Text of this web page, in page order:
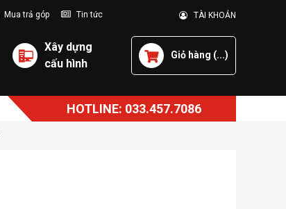
Mua trả góp Tin tức TÀI KHOẢN
Xây dựng
cấu hình
Giỏ hàng (...)
HOTLINE: 033.457.7086